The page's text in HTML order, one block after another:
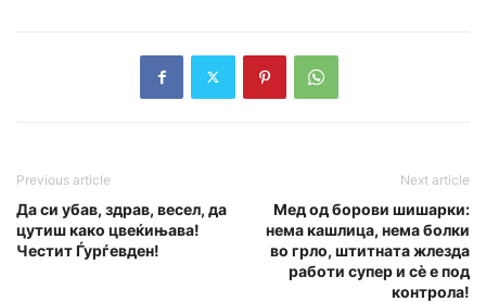
Previous article
Да си убав, здрав, весел, да
цутиш како цвеќињава!
Честит Ѓурѓевден!
Next article
Мед од борови шишарки:
нема кашлица, нема болки
во грло, штитната жлезда
работи супер и сè е под
контрола!